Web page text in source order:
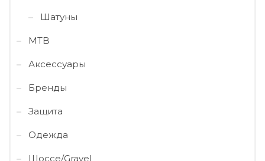
Шатуны
MTB
Аксессуары
Бренды
Защита
Одежда
Шоссе/Gravel